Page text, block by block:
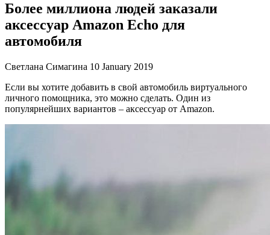
Более миллиона людей заказали
аксессуар Amazon Echo для
автомобиля
Светлана Симагина 10 January 2019
Если вы хотите добавить в свой автомобиль виртуального
личного помощника, это можно сделать. Один из
популярнейших вариантов – аксессуар от Amazon.